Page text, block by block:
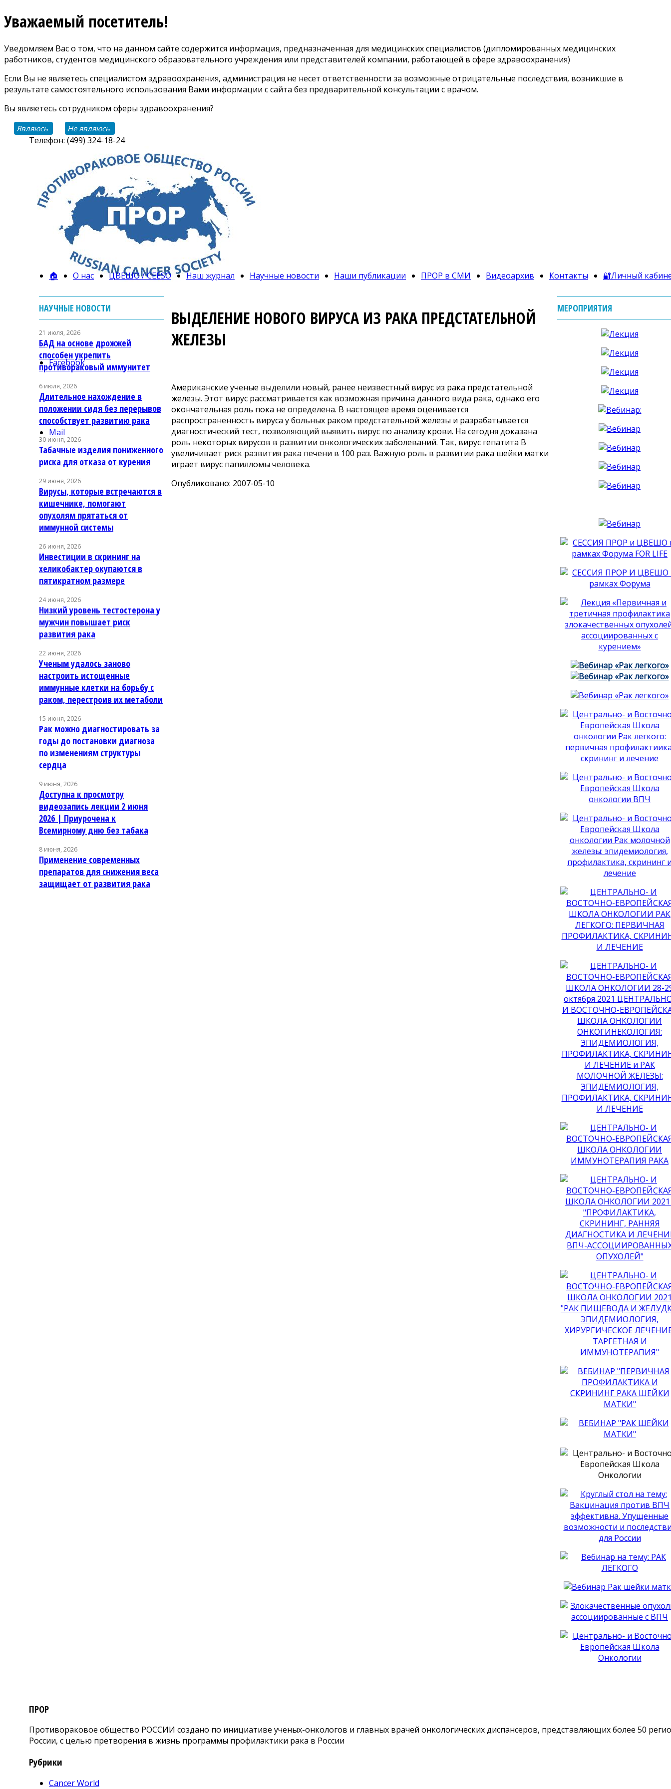
Уважаемый посетитель!
Уведомляем Вас о том, что на данном сайте содержится информация, предназначенная для медицинских специалистов (дипломированных медицинских
работников, студентов медицинского образовательного учреждения или представителей компании, работающей в сфере здравоохранения)
Если Вы не являетесь специалистом здравоохранения, администрация не несет ответственности за возможные отрицательные последствия, возникшие в
результате самостоятельного использования Вами информации с сайта без предварительной консультации с врачом.
Вы являетесь сотрудником сферы здравоохранения?
Являюсь Не являюсь
Телефон: (499) 324-18-24
Facebook
Mail
🏠 О нас ЦВЕШО / CEESO Наш журнал Научные новости Наши публикации ПРОР в СМИ Видеоархив Контакты 🔐Личный
ВЫДЕЛЕНИЕ НОВОГО ВИРУСА ИЗ РАКА ПРЕДСТАТЕЛЬНОЙ
ЖЕЛЕЗЫ
Американские ученые выделили новый, ранее неизвестный вирус из рака предстательной
железы. Этот вирус рассматривается как возможная причина данного вида рака, однако его
окончательная роль пока не определена. В настоящее время оценивается
распространенность вируса у больных раком предстательной железы и разрабатывается
диагностический тест, позволяющий выявить вирус по анализу крови. На сегодня доказана
роль некоторых вирусов в развитии онкологических заболеваний. Так, вирус гепатита В
увеличивает риск развития рака печени в 100 раз. Важную роль в развитии рака шейки матки
играет вирус папилломы человека.
Опубликовано: 2007-05-10
НАУЧНЫЕ НОВОСТИ
21 июля, 2026
БАД на основе дрожжей
способен укрепить
противораковый иммунитет
6 июля, 2026
Длительное нахождение в
положении сидя без перерывов
способствует развитию рака
30 июня, 2026
Табачные изделия пониженного
риска для отказа от курения
29 июня, 2026
Вирусы, которые встречаются в
кишечнике, помогают
опухолям прятаться от
иммунной системы
26 июня, 2026
Инвестиции в скрининг на
хеликобактер окупаются в
пятикратном размере
24 июня, 2026
Низкий уровень тестостерона у
мужчин повышает риск
развития рака
22 июня, 2026
Ученым удалось заново
настроить истощенные
иммунные клетки на борьбу с
раком, перестроив их метаболи
15 июня, 2026
Рак можно диагностировать за
годы до постановки диагноза
по изменениям структуры
сердца
9 июня, 2026
Доступна к просмотру
видеозапись лекции 2 июня
2026 | Приурочена к
Всемирному дню без табака
8 июня, 2026
Применение современных
препаратов для снижения веса
защищает от развития рака
МЕРОПРИЯТИЯ
ПРОР
Противораковое общество РОССИИ создано по инициативе ученых-онкологов и главных врачей онкологических диспансеров, представляющих более 50
России, с целью претворения в жизнь программы профилактики рака в России
Рубрики
Cancer World